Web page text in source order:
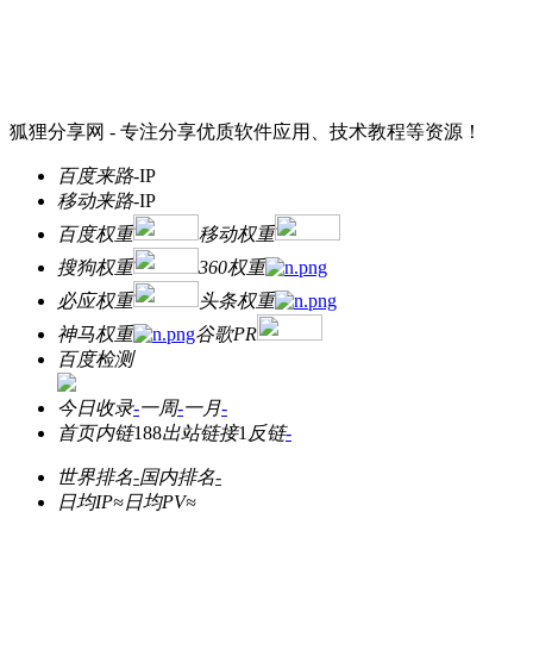
狐狸分享网 - 专注分享优质软件应用、技术教程等资源！
百度来路-IP
移动来路-IP
百度权重
移动权重
搜狗权重
360权重
必应权重
头条权重
神马权重
谷歌PR
百度检测
今日收录-一周-一月-
首页内链188出站链接1 反链-
世界排名-国内排名-
日均IP≈日均PV≈